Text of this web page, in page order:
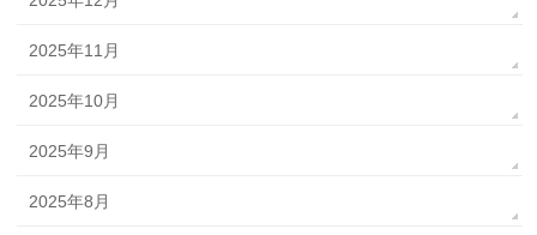
2025年11月
2025年10月
2025年9月
2025年8月